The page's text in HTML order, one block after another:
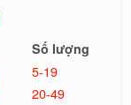
Số lượng
5-19
20-49